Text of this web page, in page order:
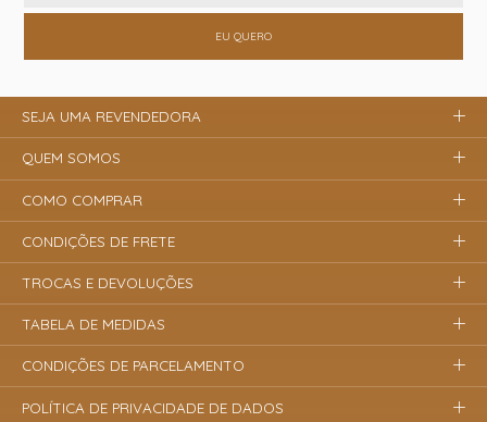
EU QUERO
SEJA UMA REVENDEDORA
QUEM SOMOS
COMO COMPRAR
CONDIÇÕES DE FRETE
TROCAS E DEVOLUÇÕES
TABELA DE MEDIDAS
CONDIÇÕES DE PARCELAMENTO
POLÍTICA DE PRIVACIDADE DE DADOS